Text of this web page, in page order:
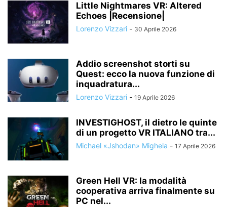
Little Nightmares VR: Altered
Echoes |Recensione|
Lorenzo Vizzari - 30 Aprile 2026
Addio screenshot storti su
Quest: ecco la nuova funzione di
inquadratura...
Lorenzo Vizzari - 19 Aprile 2026
INVESTIGHOST, il dietro le quinte
di un progetto VR ITALIANO tra...
Michael «Jshodan» Mighela - 17 Aprile 2026
Green Hell VR: la modalità
cooperativa arriva finalmente su
PC nel...